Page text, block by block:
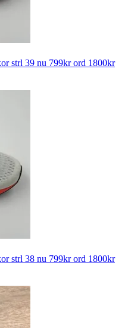
strl 39 nu 799kr ord 1800kr
strl 38 nu 799kr ord 1800kr